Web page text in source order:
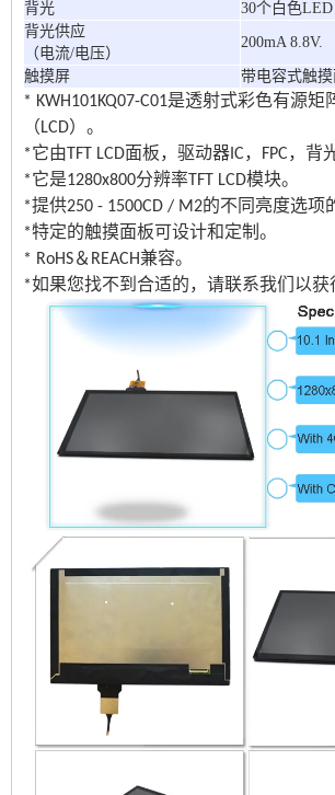
背光
30个白色LED
背光供应
（电流/电压）
200mA 8.8V.
触摸屏 带电容式触摸
* KWH101KQ07-C01是透射式彩色有源
（LCD）。
*它由TFT LCD面板，驱动器IC，FPC，背
*它是1280x800分辨率TFT LCD模块。
*提供250 - 1500CD / M2的不同亮度选项
*特定的触摸面板可设计和定制。
* RoHS＆REACH兼容。
*如果您找不到合适的，请联系我们以获